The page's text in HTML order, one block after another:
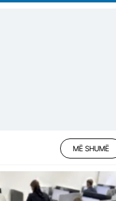
MË SHUMË